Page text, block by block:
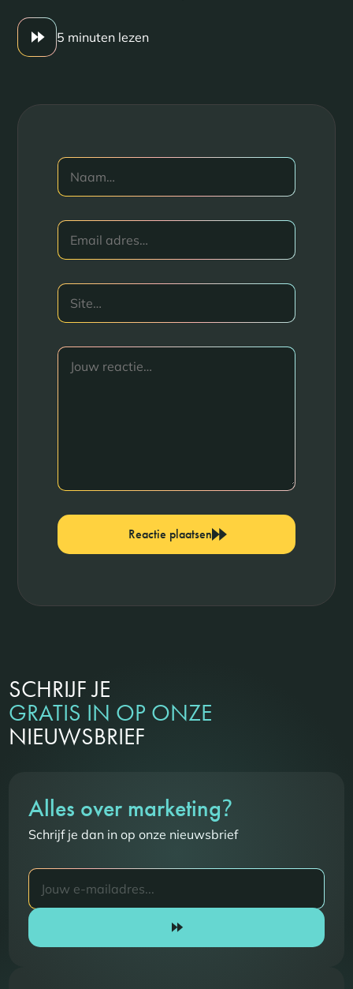
5 minuten lezen
Reactie plaatsen
SCHRIJF JE
GRATIS IN OP ONZE
NIEUWSBRIEF
Alles over marketing?
Schrijf je dan in op onze nieuwsbrief